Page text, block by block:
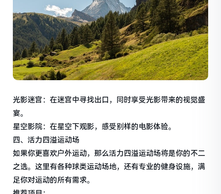
光影迷宫：在迷宫中寻找出口，同时享受光影带来的视觉盛
宴。
星空影院：在星空下观影，感受别样的电影体验。
四、活力四溢运动场
如果你更喜欢户外运动，那么活力四溢运动场将是你的不二
之选。这里有各种球类运动场地，还有专业的健身设施，满
足你对运动的所有需求。